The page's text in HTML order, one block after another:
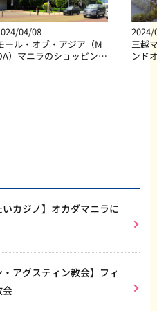
04/08
ール・オブ・アジア（M
）マニラのショッピン
2024/
三越
ンド
いカジノ】オカダマニラに
アグスティン教会】フィ
会